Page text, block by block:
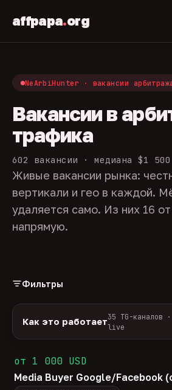
affpapa.org
NeArbiHunter · вакансии
Вакансии в
трафика
602 вакансии · медиана $1 500
Живые вакансии рынка:
вертикали и гео в каждой.
удаляется само. Из них 16
напрямую.
Фильтры
удалённо527 гибрид
ГРЕЙД
Как это работает35 TG-каналов
live
ArbiHunter, Партнёркин и ATS-
(Greenhouse, Himalayas и другие).
Разбор:нейронка разбирает
от 1 000 USD
Media Buyer Google/Facebook